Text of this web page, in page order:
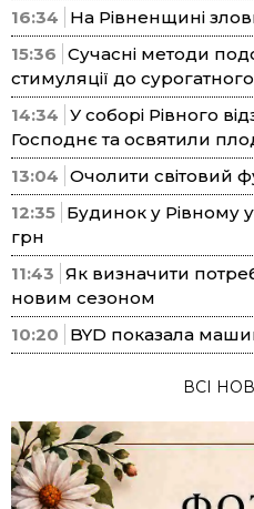
16:34
На Рівненщині
15:36 Сучасні методи
стимуляції до
14:34 У соборі Рівного
Господнє та освятили
13:04 Очолити світовий
12:35 Будинок у Рівному
грн
11:43 Як визначити
новим сезоном
10:20
BYD показала
ВСІ